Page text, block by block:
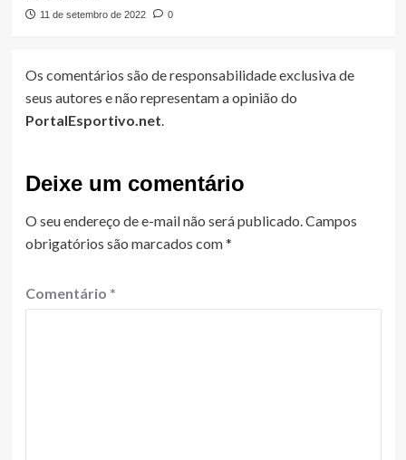
11 de setembro de 2022 0
Os comentários são de responsabilidade exclusiva de
seus autores e não representam a opinião do
PortalEsportivo.net.
Deixe um comentário
O seu endereço de e-mail não será publicado.Campos
obrigatórios são marcados com*
Comentário *